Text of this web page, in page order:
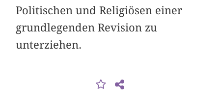
Politischen und Religiösen einer
grundlegenden Revision zu
unterziehen.